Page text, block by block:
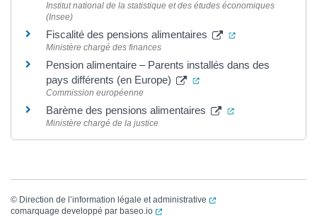
Institut national de la statistique et des études économiques
(Insee)
Fiscalité des pensions alimentaires (ouverture dans
Ministère chargé des finances
Pension alimentaire – Parents installés dans des
pays différents (en Europe)
(ouverture dans un
Commission européenne
Barème des pensions alimentaires (ouverture dans
Ministère chargé de la justice
© Direction de l’information légale et administrative
(ouverture dans un
comarquage developpé par baseo.io (ouverture dans un nouvel onglet)